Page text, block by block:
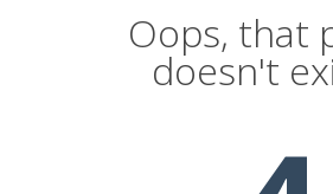
Oops, that
doesn't